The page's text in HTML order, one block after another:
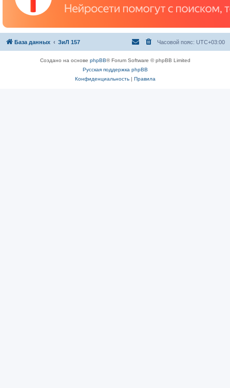
База данных ЗиЛ 157 Часовой пояс: UTC+03:00
Создано на основе phpBB® Forum Software © phpBB Limited
Русская поддержка phpBB
Конфиденциальность| Правила